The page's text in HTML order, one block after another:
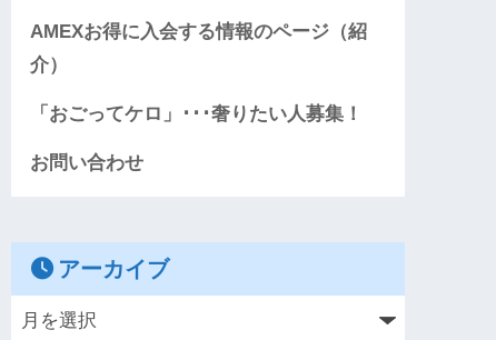
AMEXお得に入会する情報のページ（紹
介）
「おごってケロ」･･･奢りたい人募集！
お問い合わせ
アーカイブ